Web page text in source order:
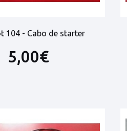
104 - Cabo de starter
5,00€